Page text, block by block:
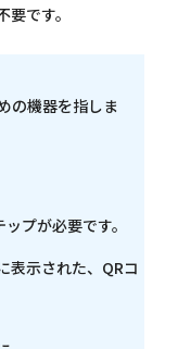
です。
の機器を指しま
プが必要です。
表示された、QRコ